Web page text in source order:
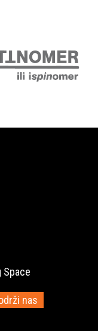
Space
nas